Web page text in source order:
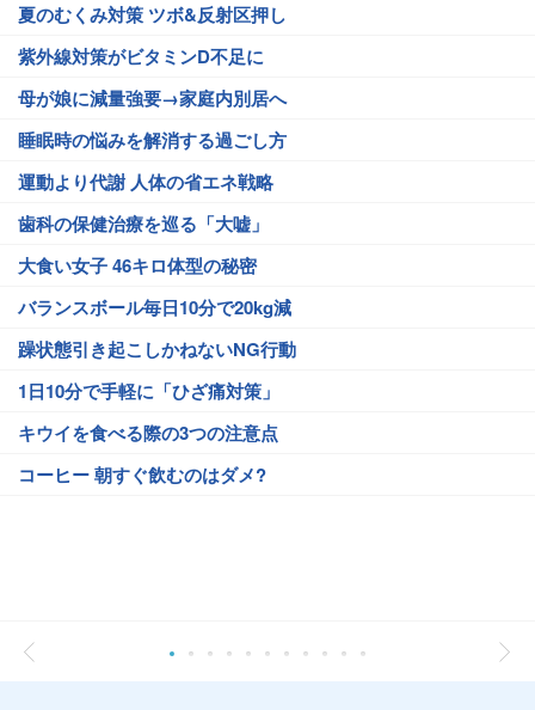
夏のむくみ対策 ツボ&反射区押し
紫外線対策がビタミンD不足に
母が娘に減量強要→家庭内別居へ
睡眠時の悩みを解消する過ごし方
運動より代謝 人体の省エネ戦略
歯科の保健治療を巡る「大嘘」
大食い女子 46キロ体型の秘密
バランスボール毎日10分で20kg減
躁状態引き起こしかねないNG行動
1日10分で手軽に「ひざ痛対策」
キウイを食べる際の3つの注意点
コーヒー 朝すぐ飲むのはダメ?